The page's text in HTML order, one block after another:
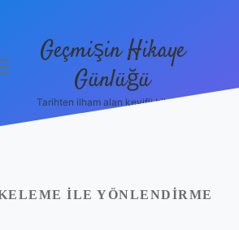
Geçmişin Hikaye
Günlüğü
Tarihten ilham alan keyifli bilgiler!
ILE YÖNLENDIRME